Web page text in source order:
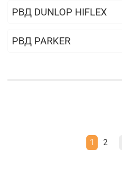
РВД DUNLOP HIFLEX
РВД PARKER
1 2